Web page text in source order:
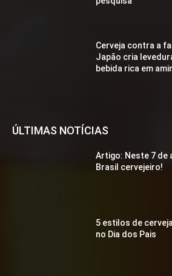
Cerveja contra a
Japão cria
bebida rica em
ÚLTIMAS NOTÍCIAS
Artigo: Neste 7 de
Brasil cervejeiro!
5 estilos de
no Dia dos Pais